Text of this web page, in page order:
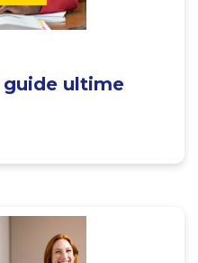
guide ultime